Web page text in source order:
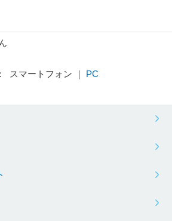
スマートフォン ｜ PC